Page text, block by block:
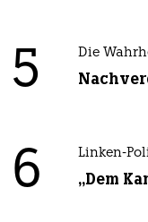
5 Die
6 Linken-
„Dem